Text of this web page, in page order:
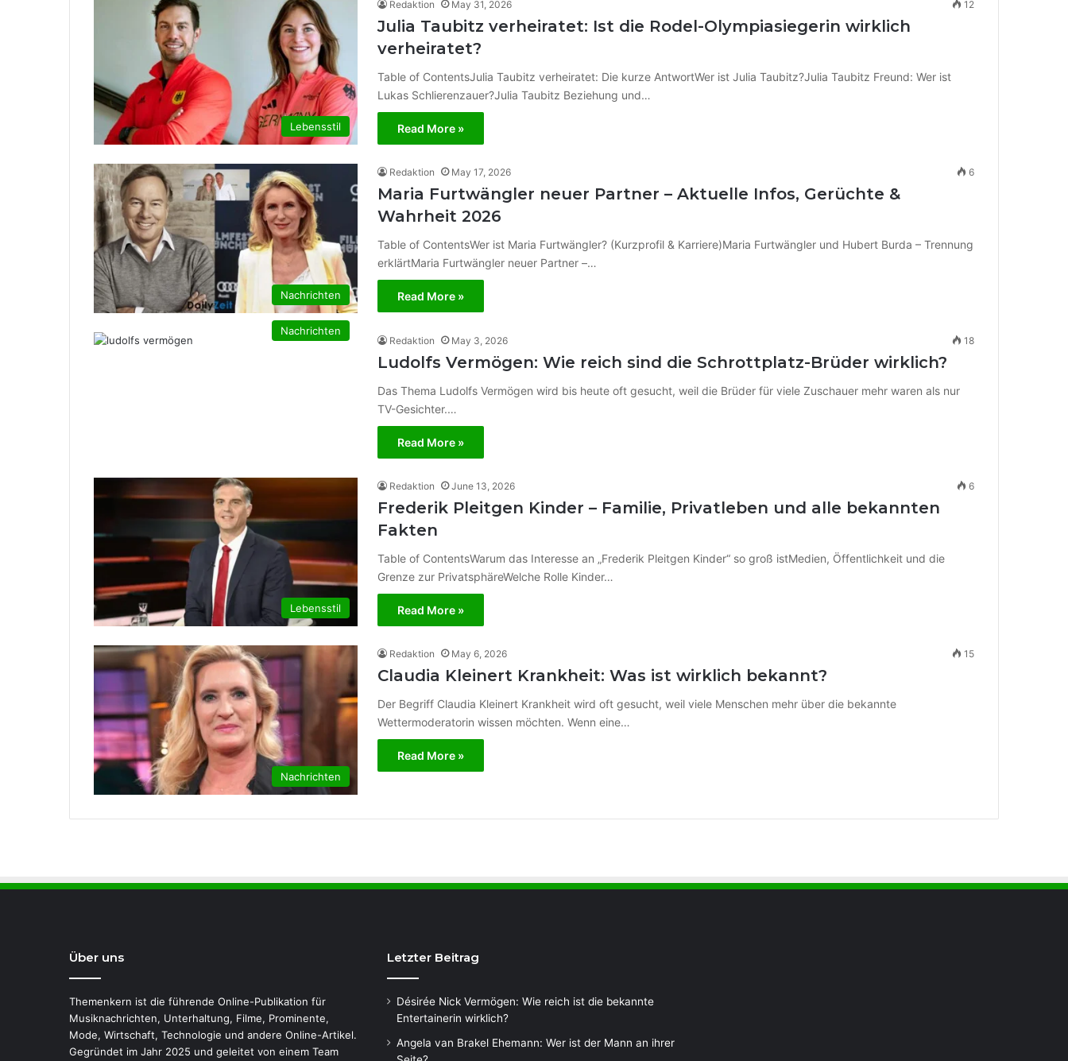
Lebensstil
Redaktion May 31, 2026 12
Julia Taubitz verheiratet: Ist die Rodel-Olympiasiegerin wirklich
verheiratet?
Table of ContentsJulia Taubitz verheiratet: Die kurze AntwortWer ist Julia Taubitz?Julia Taubitz Freund: Wer ist
Lukas Schlierenzauer?Julia Taubitz Beziehung und…
Read More »
Nachrichten
Redaktion May 17, 2026 6
Maria Furtwängler neuer Partner – Aktuelle Infos, Gerüchte &
Wahrheit 2026
Table of ContentsWer ist Maria Furtwängler? (Kurzprofil & Karriere)Maria Furtwängler und Hubert Burda – Trennung
erklärtMaria Furtwängler neuer Partner –…
Read More »
Nachrichten
Redaktion May 3, 2026 18
Ludolfs Vermögen: Wie reich sind die Schrottplatz-Brüder wirklich?
Das Thema Ludolfs Vermögen wird bis heute oft gesucht, weil die Brüder für viele Zuschauer mehr waren als nur
TV-Gesichter.…
Read More »
Lebensstil
Redaktion June 13, 2026 6
Frederik Pleitgen Kinder – Familie, Privatleben und alle bekannten
Fakten
Table of ContentsWarum das Interesse an „Frederik Pleitgen Kinder“ so groß istMedien, Öffentlichkeit und die
Grenze zur PrivatsphäreWelche Rolle Kinder…
Read More »
Nachrichten
Redaktion May 6, 2026 15
Claudia Kleinert Krankheit: Was ist wirklich bekannt?
Der Begriff Claudia Kleinert Krankheit wird oft gesucht, weil viele Menschen mehr über die bekannte
Wettermoderatorin wissen möchten. Wenn eine…
Read More »
Über uns
Themenkern ist die führende Online-Publikation für
Musiknachrichten, Unterhaltung, Filme, Prominente,
Mode, Wirtschaft, Technologie und andere Online-Artikel.
Gegründet im Jahr 2025 und geleitet von einem Team
Letzter Beitrag
Désirée Nick Vermögen: Wie reich ist die bekannte
Entertainerin wirklich?
Angela van Brakel Ehemann: Wer ist der Mann an ihrer